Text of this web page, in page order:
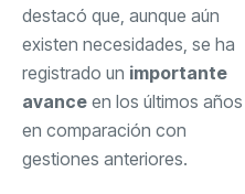
destacó que, aunque aún
existen necesidades, se ha
registrado un importante
avance en los últimos años
en comparación con
gestiones anteriores.